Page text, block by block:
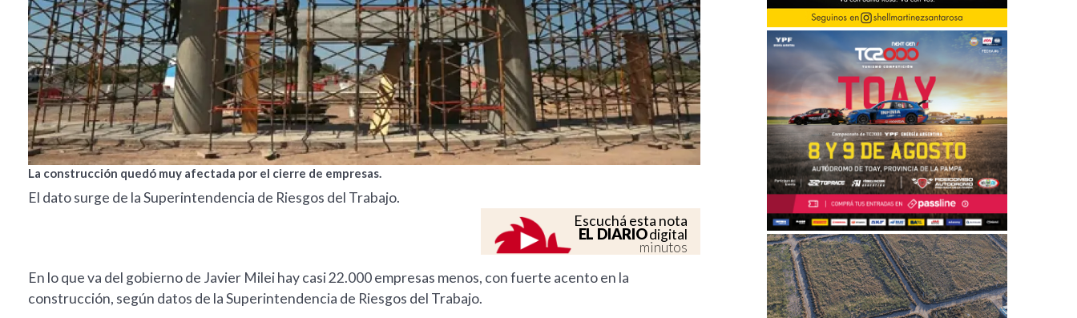
La construcción quedó muy afectada por el cierre de empresas.
El dato surge de la Superintendencia de Riesgos del Trabajo.
Escuchá esta nota
EL DIARIOdigital
minutos
En lo que va del gobierno de Javier Milei hay casi 22.000 empresas menos, con fuerte acento en la
construcción, según datos de la Superintendencia de Riesgos del Trabajo.